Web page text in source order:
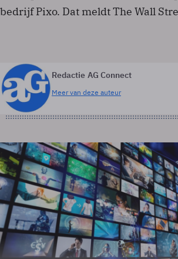
bedrijf Pixo. Dat meldt The Wall
Redactie AG Connect
Meer van deze auteur